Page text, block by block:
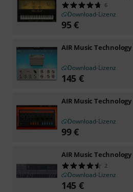
6
Download-Lizenz
95€
AIR Music Technology
Download-Lizenz
145 €
AIR Music Technology
Download-Lizenz
99€
AIR Music Technology
2
Download-Lizenz
145 €